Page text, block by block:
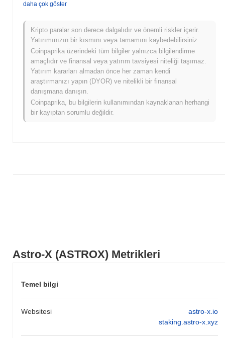
Astro-X (ASTROX) Metrikleri
Temel bilgi
Websitesi
astro-x.io
staking.astro-x.xyz
Tüm Zamanların En Yüksek Değeri (ATH):
Astro-X şu anda ATH'sinin ~99.29% altında işlem görüyor .
Astro-X, daha geniş kripto piyasasıyla
karşılaştırıldığında nasıl performans gösteriyor?
Son 7 günde Astro-X0.00%kazandı, genel kripto piyasasından
0.28%düşüş kaydeden daha iyi performans gösterdi. Bu, daha
geniş piyasa momentumuna göre ASTROX'ün fiyat hareketinde
güçlü performans gösterdiğini belirtir.
daha çok göster
Kripto paralar son derece dalgalıdır ve önemli riskler içerir.
Yatırımınızın bir kısmını veya tamamını kaybedebilirsiniz.
Coinpaprika üzerindeki tüm bilgiler yalnızca bilgilendirme
amaçlıdır ve finansal veya yatırım tavsiyesi niteliği taşımaz.
Yatırım kararları almadan önce her zaman kendi
araştırmanızı yapın (DYOR) ve nitelikli bir finansal
danışmana danışın.
Coinpaprika, bu bilgilerin kullanımından kaynaklanan herhangi
bir kayıptan sorumlu değildir.